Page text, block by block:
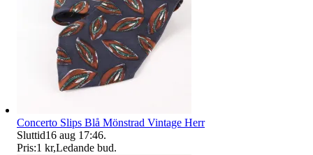
Concerto Slips Blå Mönstrad Vintage Herr
Sluttid16 aug 17:46.
Pris:1 kr,Ledande bud.